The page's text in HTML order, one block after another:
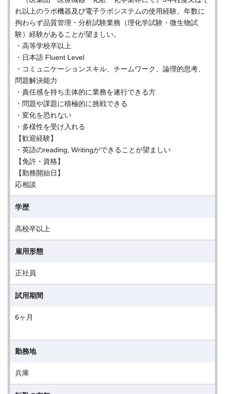
れ以上のラボ機器及び電子ラボシステムの使用経験。年数に
拘わらず品質管理・分析試験業務（理化学試験・微生物試
験）経験があることが望ましい。
・高等学校卒以上
・日本語 Fluent Level
・コミュニケーションスキル、チームワーク、論理的思考、
問題解決能力
・責任感を持ち主体的に業務を遂行できる方
・問題や課題に積極的に挑戦できる
・変化を恐れない
・多様性を受け入れる
【歓迎経験】
・英語のreading, Writingができることが望ましい
【免許・資格】
【勤務開始日】
応相談
学歴
高校卒以上
雇用形態
正社員
試用期間
6ヶ月
勤務地
兵庫